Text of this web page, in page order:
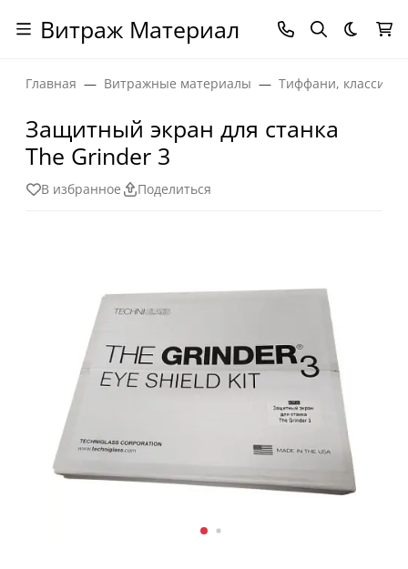
Витраж Материал Темная
Главная Витражные материалы Тиффани,
Защитный экран для станка
The Grinder 3
В избранное Поделиться